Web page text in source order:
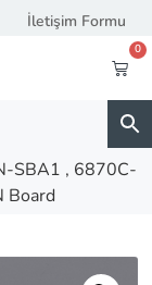
İletişim Formu
0
SBA1 , 6870C-
Board